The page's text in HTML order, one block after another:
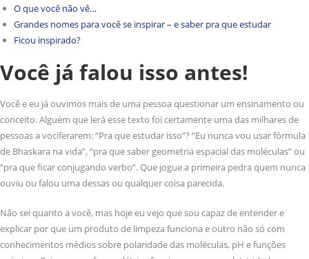
O que você não vê…
Grandes nomes para você se inspirar – e saber pra que estudar
Ficou inspirado?
Você já falou isso antes!
Você e eu já ouvimos mais de uma pessoa questionar um ensinamento ou
conceito. Alguém que lerá esse texto foi certamente uma das milhares de
pessoas a vociferarem: “Pra que estudar isso”? “Eu nunca vou usar fórmula
de Bhaskara na vida”, “pra que saber geometria espacial das moléculas” ou
“pra que ficar conjugando verbo”. Que jogue a primeira pedra quem nunca
ouviu ou falou uma dessas ou qualquer coisa parecida.
Não sei quanto a você, mas hoje eu vejo que sou capaz de entender e
explicar por que um produto de limpeza funciona e outro não só com
conhecimentos médios sobre polaridade das moléculas, pH e funções